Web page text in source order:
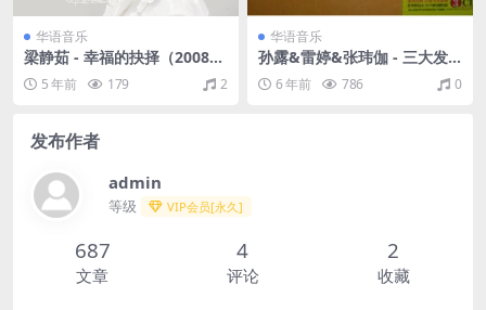
华语音乐
梁静茹 - 幸福的抉择（2008/C
UE+FLAC/整轨/136M）
5 年前 179 2
华语音乐
孙露&雷婷&张玮伽 - 三大发
烧女声 DTS 3CD 2011（WAV
+CUE/整轨/分轨/2.09G）
6 年前 786 0
发布作者
admin
等级 VIP会员[永久]
687
文章
4
评论
2
收藏